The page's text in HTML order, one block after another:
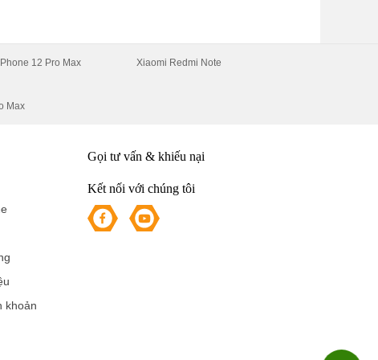
12 Pro Max
Max
Xiaomi Redmi Note
khoản
Gọi tư vấn & khiếu nại
Kết nối với chúng tôi